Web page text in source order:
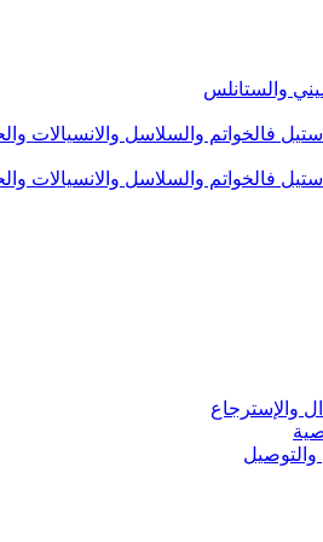
والستانلس
فالخواتم والسلاسل والانسيالات
فالخواتم والسلاسل والانسيالات
والإسترجاع